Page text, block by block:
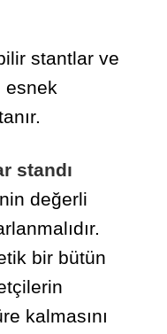
stantlar ve
esnek
standı
değerli
bir bütün
kalmasını